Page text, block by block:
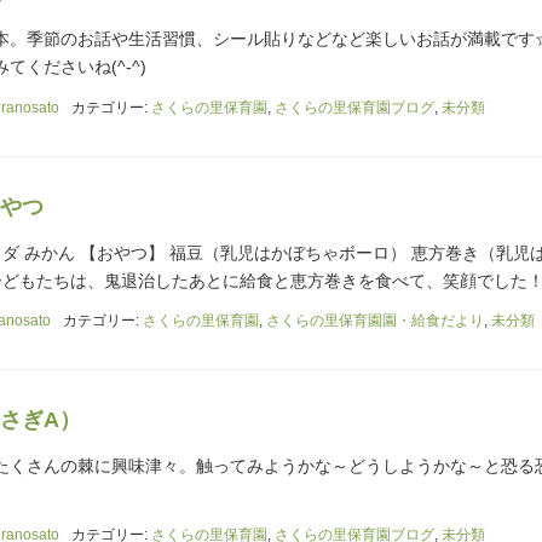
。季節のお話や生活習慣、シール貼りなどなど楽しいお話が満載で
てくださいね(^-^)
カテゴリー: さくらの里保育園 さくらの里保育園ブログ 未分類
つ
みかん 【おやつ】 福豆（乳児はかぼちゃボーロ） 恵方巻き（乳児
もたちは、鬼退治したあとに給食と恵方巻きを食べて、笑顔でした
カテゴリー: さくらの里保育園 , さくらの里保育園園・給食だより , 未分類
ぎA）
くさんの棘に興味津々。触ってみようかな～どうしようかな～と恐る
カテゴリー: さくらの里保育園 さくらの里保育園ブログ 未分類